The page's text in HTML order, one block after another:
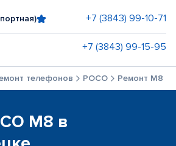
+7 (3843) 99-10-71
+7 (3843) 99-15-95
телефонов POCO Ремонт M8
M8 в